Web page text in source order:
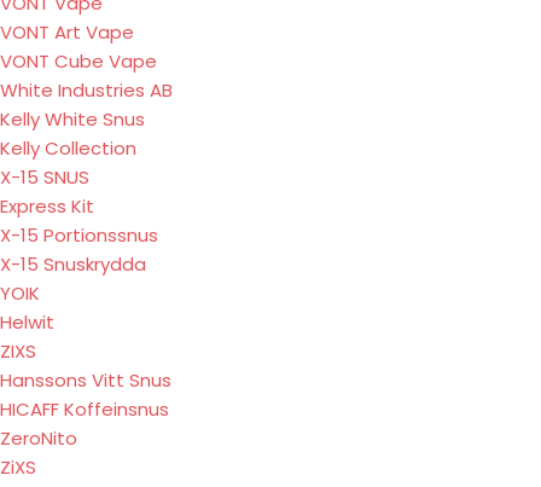
VONT Art Vape
VONT Cube Vape
White Industries AB
Kelly White Snus
Kelly Collection
X-15 SNUS
Express Kit
X-15 Portionssnus
X-15 Snuskrydda
YOIK
Helwit
ZIXS
Hanssons Vitt Snus
HICAFF Koffeinsnus
ZeroNito
ZiXS